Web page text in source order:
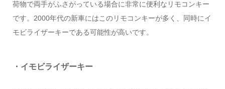
荷物で両手がふさがっている場合に非常に便利なリモコンキー
です。2000年代の新車にはこのリモコンキーが多く、同時にイ
モビライザーキーである可能性が高いです。
・イモビライザーキー